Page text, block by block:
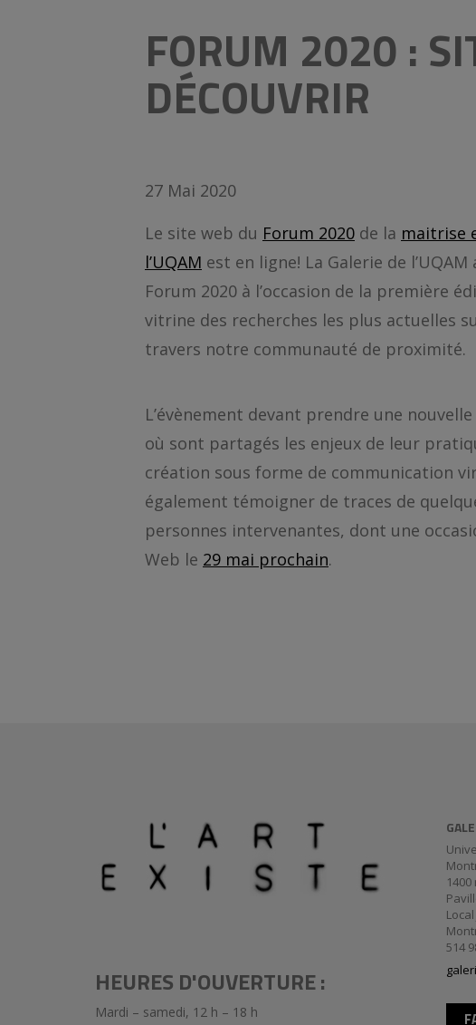
FORUM 2020 :
DÉCOUVRIR
27 Mai 2020
Le site web du Forum 2020 de la maitrise
l’UQAM est en ligne! La Galerie de
Forum 2020 à l’occasion de la première
vitrine des recherches les plus actuelles
travers notre communauté de proximité.
L’évènement devant prendre une
où sont partagés les enjeux de leur
création sous forme de communication
également témoigner de traces de
personnes intervenantes, dont une
Web le 29 mai prochain.
HEURES D'OUVERTURE :
Mardi – samedi, 12 h – 18 h
Local
514